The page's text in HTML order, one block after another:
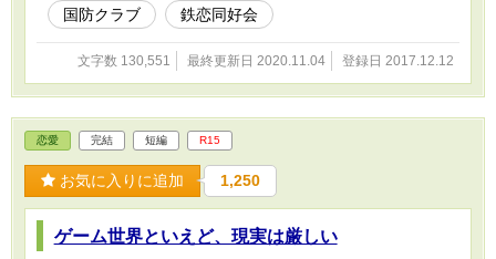
話はヒーロー視点です。 ★サブタイトルの前に
『☆』が付いている話は最初がヒロイン、途中
でヒーロー視点となります。 ★このお話はコラ
ボ作品です。 小説家になろうで連載している鏡
30154319 と、ムーンライトノベルズで連載し
ているユーリさんの 『アグレッサー部隊長は癒
されたい』
https://novel18.syosetu.com/n5652do/ に出てく
る名前がちらほら出て来ますが、お二人には許
可を得ています。 ★この物語はフィクションで
す。実在の団体及び登場人物とは一切関係あり
国防クラブ
鉄恋同好会
文字数 130,551 最終更新日 2020.11.04 登録日 2017.12.12
恋愛 完結 短編 R15
お気に入りに追加 1,250
ゲーム世界といえど、現実は厳しい